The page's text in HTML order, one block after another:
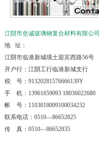
江阴市垒诚玻璃钢复合材料有限公司
地 址：
江阴市临港新城璜土迎宾西路56号
开户行：江阴工行临港新城支行
税 号：91320281576666139Y
手 机：13961659093 18036022680
帐 号：1103018009100034232
联系电话：0510—86652825
传 真：0510—86652835